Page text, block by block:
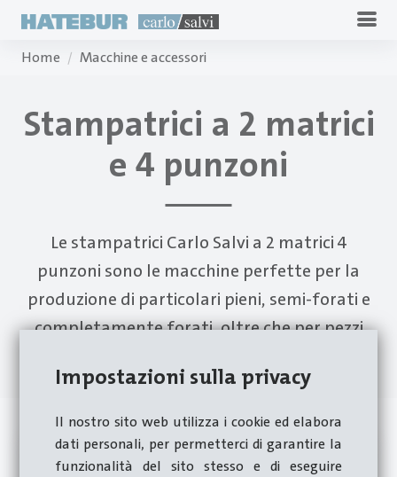
Impostazioni sulla privacy
Il nostro sito web utilizza i cookie ed elabora
dati personali, per permetterci di garantire la
funzionalità del sito stesso e di eseguire
Home Macchine e accessori
Stampatrici a 2 matrici
e 4 punzoni
Le stampatrici Carlo Salvi a 2 matrici 4
punzoni sono le macchine perfette per la
produzione di particolari pieni, semi-forati e
completamente forati, oltre che per pezzi
Stampatrici a freddo